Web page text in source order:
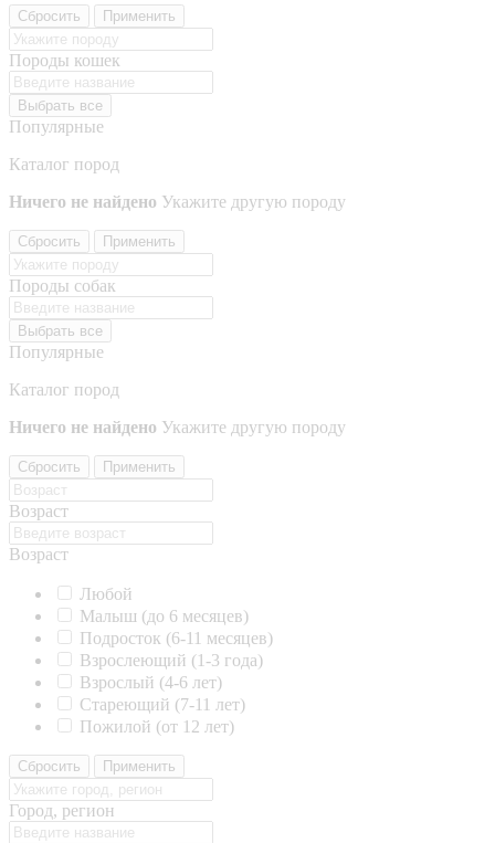
Сбросить Применить
Породы кошек
Выбрать все
Популярные
Каталог пород
Ничего не найдено Укажите другую породу
Сбросить Применить
Породы собак
Выбрать все
Популярные
Каталог пород
Ничего не найдено Укажите другую породу
Сбросить Применить
Возраст
Возраст
Любой
Малыш (до 6 месяцев)
Подросток (6-11 месяцев)
Взрослеющий (1-3 года)
Взрослый (4-6 лет)
Стареющий (7-11 лет)
Пожилой (от 12 лет)
Сбросить Применить
Город, регион